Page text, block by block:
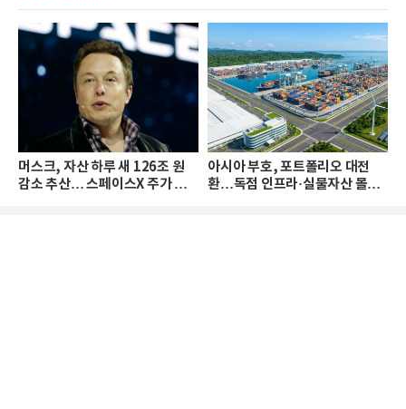
머스크, 자산 하루 새 126조 원
감소 추산… 스페이스X 주가 하
아시아 부호, 포트폴리오 대전
환…독점 인프라·실물자산 몰린